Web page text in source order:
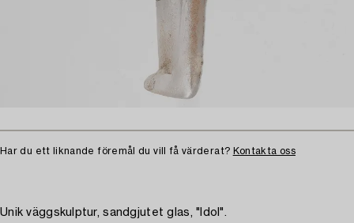
Har du ett liknande föremål du vill få värderat? Kontakta oss
Unik väggskulptur, sandgjutet glas, "Idol".